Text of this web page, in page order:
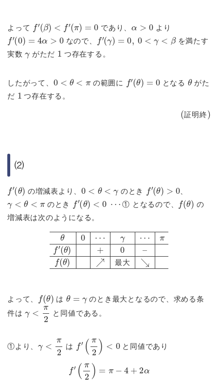
よって f′(β)< ′( π)= 0 であり、 > より
f′(0)= α> 0 なので、 f′(γ )= 0 γ
を満たす
実数
がただ 1 つ存在する。
したがって、 0 θ < π の範囲に f′(θ)= となる θがた
だ 1 つ存在する。
証明終
⑵
′(θ) の増減表より、0 < のとき ′(θ)>
< θ < のとき ①
′(θ)< ⋯ となるので、 f(θ) の
増減表は次のようになる。
最大
θ0⋯γ⋯πf′(θ)+0–f(θ) 最大
よって、 f(θ) は θ
のとき最大となるので、求める条
件は
π 2 と同値である。
①より、 2 は ′( π 2)< と同値であり
π 2 )